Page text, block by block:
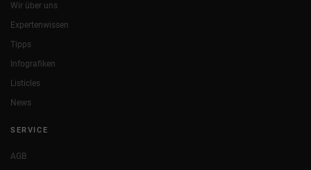
Wir über uns
Expertenwissen
Tipps
Infografiken
Listicles
News
SERVICE
AGB